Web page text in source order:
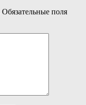
Обязательные поля